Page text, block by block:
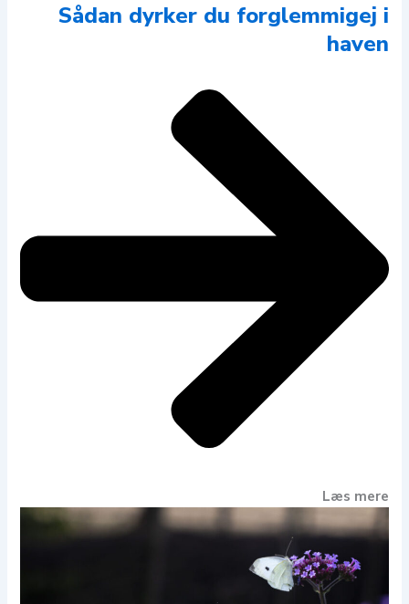
Sådan dyrker du forglemmigej i
haven
Læs mere